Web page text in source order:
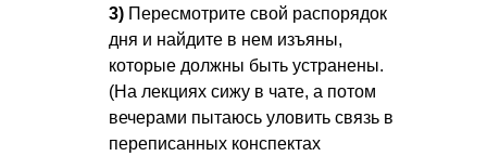
3) Пересмотрите свой распорядок
дня и найдите в нем изъяны,
которые должны быть устранены.
(На лекциях сижу в чате, а потом
вечерами пытаюсь уловить связь в
переписанных конспектах